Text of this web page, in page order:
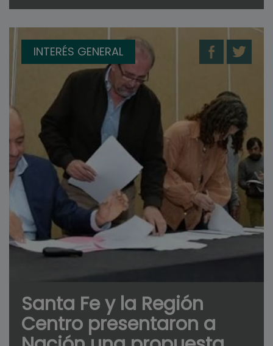
INTERÉS GENERAL
Santa Fe y la Región
Centro presentaron a